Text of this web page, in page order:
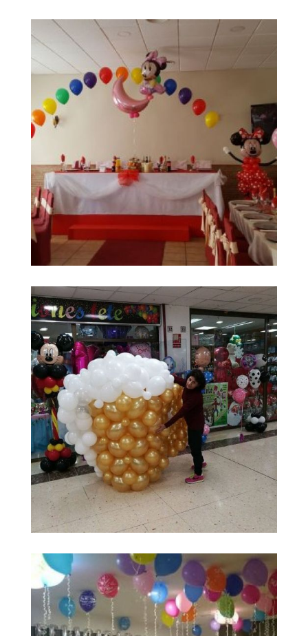
globos de helio
madrid
Ampliar
globos para fiestas
infantiles madrid
Ampliar